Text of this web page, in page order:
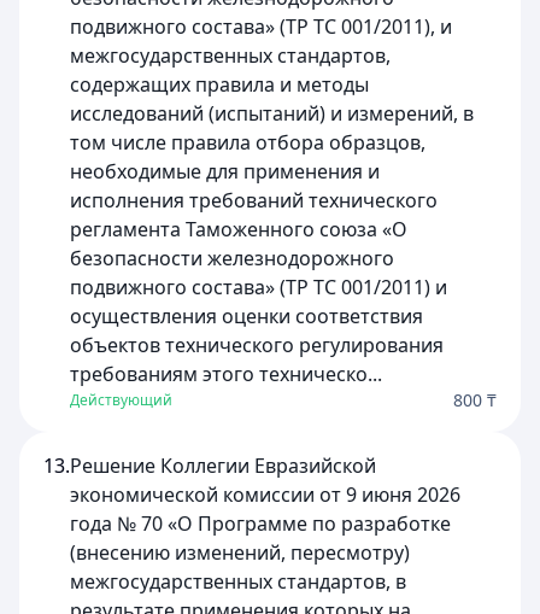
подвижного состава» (ТР ТС 001/2011), и
межгосударственных стандартов,
содержащих правила и методы
исследований (испытаний) и измерений, в
том числе правила отбора образцов,
необходимые для применения и
исполнения требований технического
регламента Таможенного союза «О
безопасности железнодорожного
подвижного состава» (ТР ТС 001/2011) и
осуществления оценки соответствия
объектов технического регулирования
требованиям этого техническо...
Действующий 800 ₸
13.Решение Коллегии Евразийской
экономической комиссии от 9 июня 2026
года № 70 «О Программе по разработке
(внесению изменений, пересмотру)
межгосударственных стандартов, в